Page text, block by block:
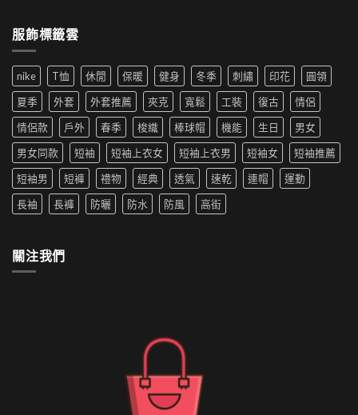
來
尚
革
新〉
中
短
褲
為
夏
季
新
寵〉
中
搭|
生
穿
搭
推
薦|
女
生
穿
推
薦〉
中
外
用
洗
衣
機
嗎
防
水
外
套
清
洗〉
服飾標籤雲
nike T恤 休閒 保暖 健身 冬季 刺繡 印花
圓領
夏季
外套 外套推薦 夾克 寬鬆 工裝 復古
情侶
情侶款
戶外 春季 梭織 棒球帽 機能 生日
男女
男女同款
短袖 短袖上衣女 短袖上衣男 短袖女
短袖推薦
短袖男
短褲 禮物 經典 透氣 速乾 連帽
運動
長袖
長褲 防曬 防水 防風 高街
關注我們